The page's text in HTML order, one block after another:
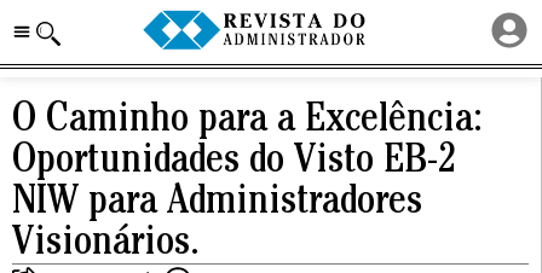
O Caminho para a Excelência:
Oportunidades do Visto EB-2
NIW para Administradores
Visionários.